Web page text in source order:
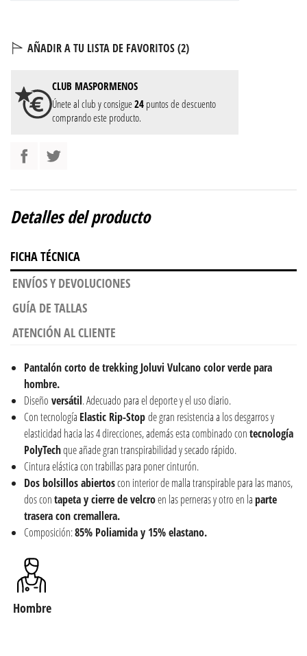
AÑADIR A TU LISTA DE FAVORITOS (2)
CLUB MASPORMENOS
Únete al club y consigue24 puntos de descuento
comprando este producto.
Detalles del producto
FICHA TÉCNICA
ENVÍOS Y DEVOLUCIONES
GUÍA DE TALLAS
ATENCIÓN AL CLIENTE
Pantalón cortodetrekkingJoluvi Vulcano color verde para
hombre.
Diseño versátil. Adecuado para el deporte y el uso diario.
Con tecnología Elastic Rip-Stopde gran resistencia a los desgarros y
elasticidad hacia las 4 direcciones, además esta combinado contecnología
PolyTechque añade gran transpirabilidad y secado rápido.
Cintura elástica con trabillas para poner cinturón.
Dos bolsillos abiertoscon interior de malla transpirable para las manos,
dos contapeta y cierre de velcroen las perneras y otro en laparte
trasera con cremallera.
Composición:85% Poliamida y 15% elastano.
Hombre